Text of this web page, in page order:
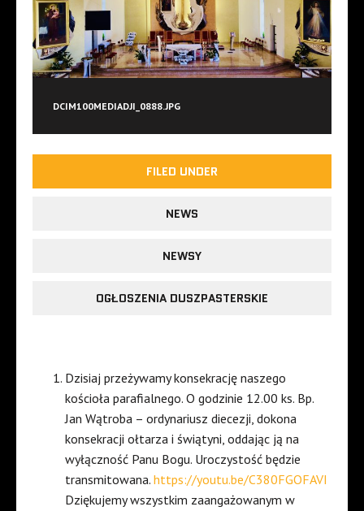
DCIM100MEDIADJI_0888.JPG
FILED UNDER
NEWS
NEWSY
OGŁOSZENIA DUSZPASTERSKIE
Dzisiaj przeżywamy konsekrację naszego
kościoła parafialnego. O godzinie 12.00 ks. Bp.
Jan Wątroba – ordynariusz diecezji, dokona
konsekracji ołtarza i świątyni, oddając ją na
wyłączność Panu Bogu. Uroczystość będzie
transmitowana. https://youtu.be/C380FGOFAVI
Dziękujemy wszystkim zaangażowanym w